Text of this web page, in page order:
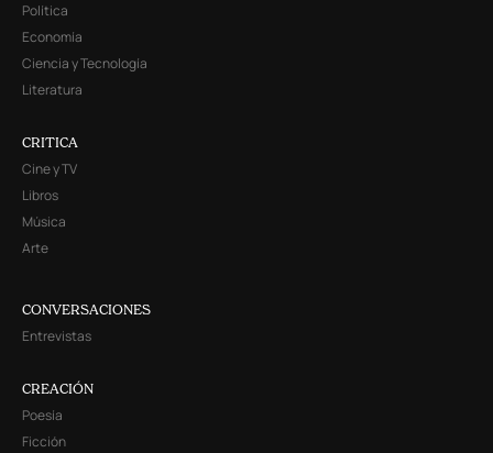
Política
Economía
Ciencia y Tecnología
Literatura
CRITICA
Cine y TV
Libros
Música
Arte
CONVERSACIONES
Entrevistas
CREACIÓN
Poesía
Ficción